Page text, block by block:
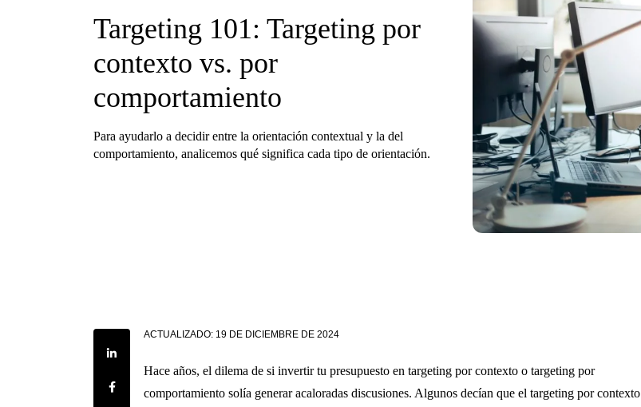
Targeting 101: Targeting por
contexto vs. por
comportamiento
Para ayudarlo a decidir entre la orientación contextual y la del
comportamiento, analicemos qué significa cada tipo de orientación.
Share on LinkedIn
Share on Facebook
ACTUALIZADO: 19 DE DICIEMBRE DE 2024
Hace años, el dilema de si invertir tu presupuesto en targeting por contexto o targeting por
comportamiento solía generar acaloradas discusiones. Algunos decían que el targeting por contexto